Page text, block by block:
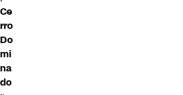
Ce
rro
Do
mi
na
do